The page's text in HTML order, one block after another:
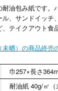
油包み紙です。
ル、サンドイッ
、テイクアウト
未晒）の商品終
巾257×長さ
耐油紙 40g/㎡（